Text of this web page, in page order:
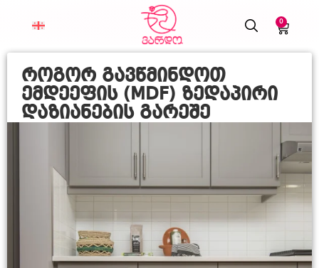
0
როგორ გავწმინდოთ
ემდეეფის (MDF) ზედაპირი
დაზიანების გარეშე